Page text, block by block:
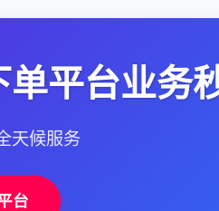
平台业务
天候服务
台